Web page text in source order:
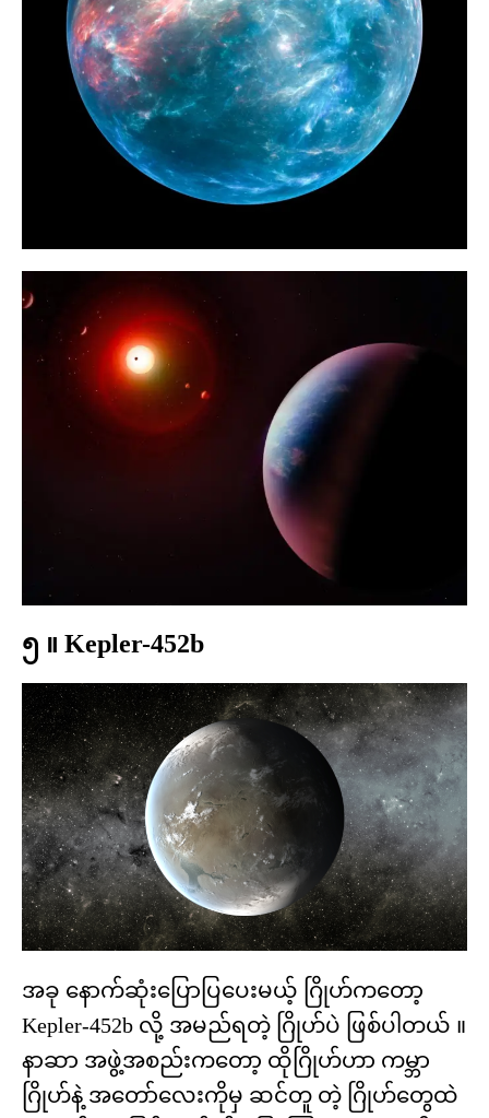
၅ ။ Kepler-452b
အခု နောက်ဆုံးပြောပြပေးမယ့် ဂြိုဟ်ကတော့
Kepler-452b လို့ အမည်ရတဲ့ ဂြိုဟ်ပဲ ဖြစ်ပါတယ် ။
နာဆာ အဖွဲ့အစည်းကတော့ ထိုဂြိုဟ်ဟာ ကမ္ဘာ
ဂြိုဟ်နဲ့ အတော်လေးကိုမှ ဆင်တူ တဲ့ ဂြိုဟ်တွေထဲ